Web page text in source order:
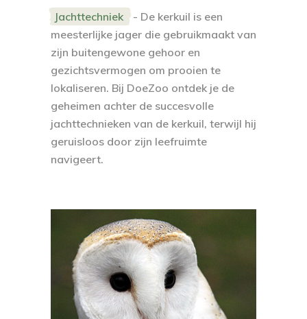
Jachttechniek - De kerkuil is een
meesterlijke jager die gebruikmaakt van
zijn buitengewone gehoor en
gezichtsvermogen om prooien te
lokaliseren. Bij DoeZoo ontdek je de
geheimen achter de succesvolle
jachttechnieken van de kerkuil, terwijl hij
geruisloos door zijn leefruimte
navigeert.